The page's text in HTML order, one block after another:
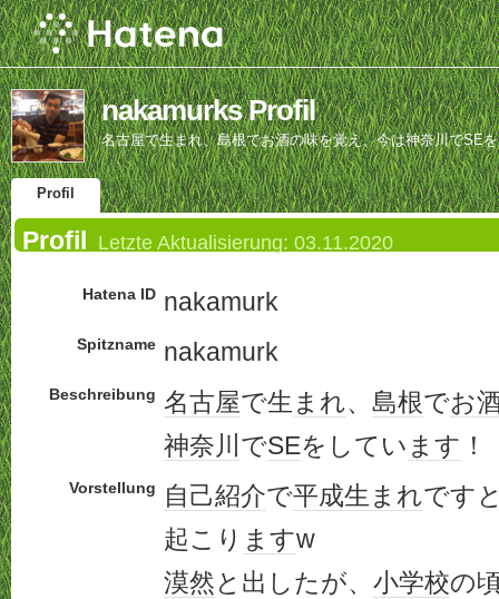
nakamurks Profil
名古屋で生まれ、島根でお酒の味を覚え、今は神奈川でSE
Profil
Profil Letzte Aktualisierung: 03.11.2020
Hatena ID nakamurk
Spitzname nakamurk
Beschreibung 名古屋で生 まれ、 島根でお
神奈川 でSEをしてい ます ！
Vorstellung 自己紹介で平成生まれです
起こり ますw
漠然と出したが、 小学校の